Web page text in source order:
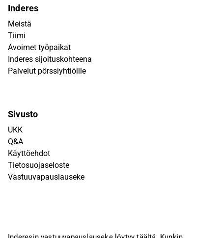
Inderes
Meistä
Tiimi
Avoimet työpaikat
Inderes sijoituskohteena
Palvelut pörssiyhtiöille
Sivusto
UKK
Q&A
Käyttöehdot
Tietosuojaseloste
Vastuuvapauslauseke